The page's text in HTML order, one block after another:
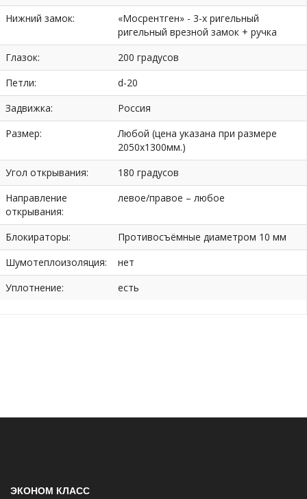
Нижний замок:
«Мосрентген» - 3-х ригельный
ригельный врезной замок + ручка
Глазок:
200 градусов
Петли:
d-20
Задвижка:
Россия
Размер:
Любой (цена указана при размере
2050х1300мм.)
Угол открывания:
180 градусов
Направление
открывания:
левое/правое – любое
Блокираторы:
Противосъёмные диаметром 10 мм
Шумотеплоизоляция:
нет
Уплотнение:
есть
ЭКОНОМ КЛАСС